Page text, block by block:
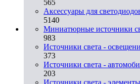
565
Аксессуары для
5140
Миниатюрные источники
983
Источники света -
373
Источники света -
203
Источники света -